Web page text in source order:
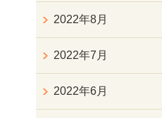
2022年8月
2022年7月
2022年6月